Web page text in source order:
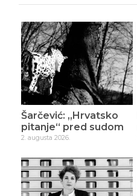
Šarčević: „Hrvatsko
pitanje“ pred sudom
2. augusta 2026.